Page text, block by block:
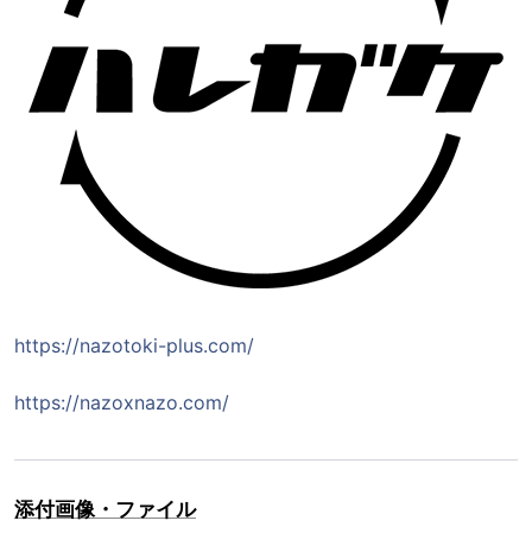
https://nazotoki-plus.com/
https://nazoxnazo.com/
添付画像・ファイル